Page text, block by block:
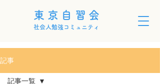
東京自習会
社会人勉強コミュニティ
記事
記事一覧